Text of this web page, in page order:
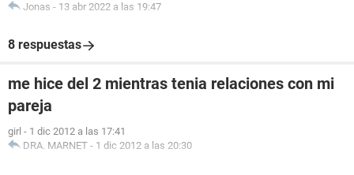
Jonas - 13 abr 2022 a las 19:47
8 respuestas
me hice del 2 mientras tenia relaciones con mi
pareja
girl - 1 dic 2012 a las 17:41
DRA. MARNET - 1 dic 2012 a las 20:30